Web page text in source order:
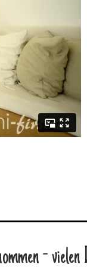
- vielen